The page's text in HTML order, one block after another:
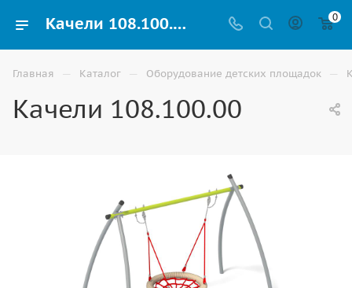
Качели 108.100.00 купить для детей уличные по доступной цене в Волгограде 0
Главная — Каталог — Оборудование детских площадок —
Качели 108.100.00